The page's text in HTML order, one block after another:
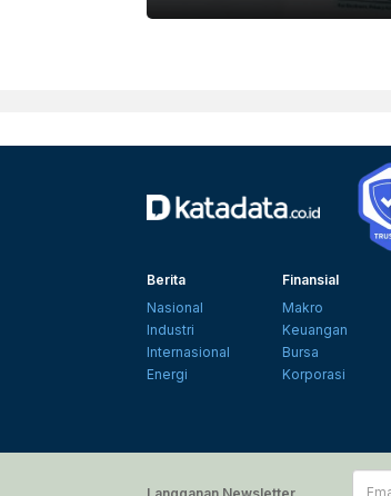
Berita
Nasional
Industri
Internasional
Energi
Finansial
Makro
Keuangan
Bursa
Korporasi
Email